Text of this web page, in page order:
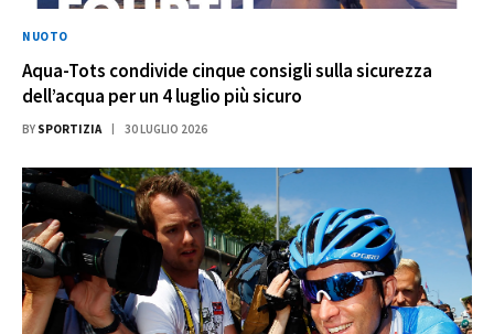
NUOTO
Aqua-Tots condivide cinque consigli sulla sicurezza
dell’acqua per un 4 luglio più sicuro
BY SPORTIZIA 30 LUGLIO 2026